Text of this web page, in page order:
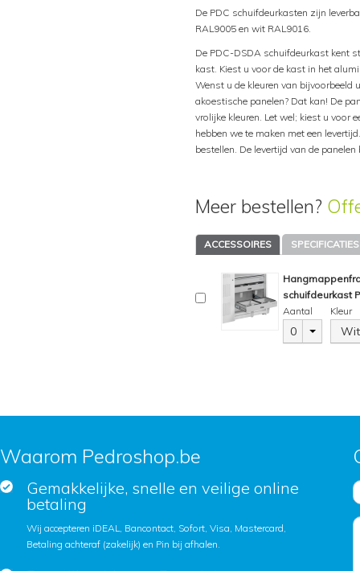
De PDC schuifdeurkasten zijn
RAL9005 en wit RAL9016.
De PDC-DSDA schuifdeurkast kent
kast. Kiest u voor de kast in het
Wenst u de kleuren van bijvoorbeeld
akoestische panelen? Dat kan! De
vrolijke kleuren. Let wel; kiest u voor
hebben we te maken met een
bestellen. De levertijd van de
Meer bestellen?
ACCESSOIRES SPECIFICATIES
schuifdeurkast
Aantal
0
Kleur
Waarom Pedroshop.be
Gemakkelijke, snelle en veilige online
betaling
Wij accepteren iDEAL, Bancontact, Sofort, Visa, Mastercard,
Betaling achteraf (zakelijk) en Pin bij afhalen.